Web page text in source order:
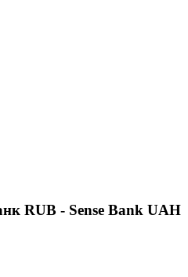
RUB - Sense Bank UAH